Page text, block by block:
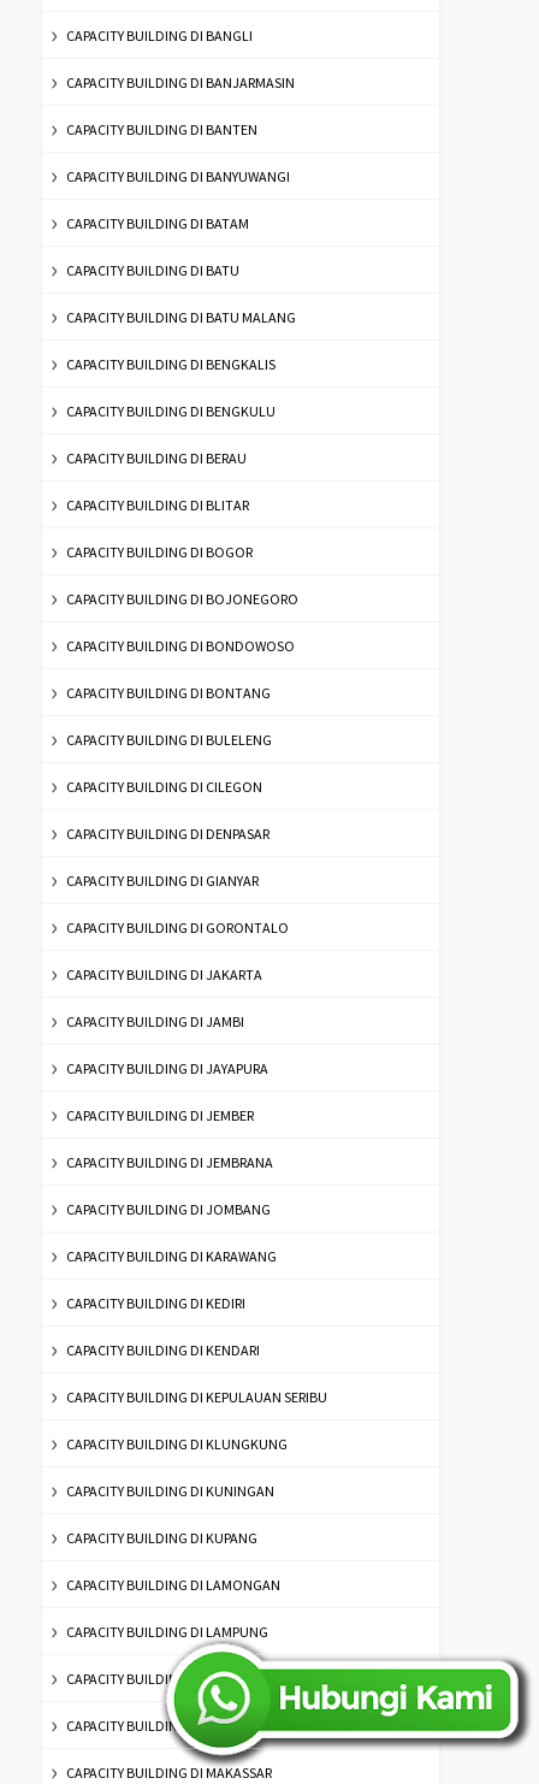
CAPACITY BUILDING DI BANGLI
CAPACITY BUILDING DI BANJARMASIN
CAPACITY BUILDING DI BANTEN
CAPACITY BUILDING DI BANYUWANGI
CAPACITY BUILDING DI BATAM
CAPACITY BUILDING DI BATU
CAPACITY BUILDING DI BATU MALANG
CAPACITY BUILDING DI BENGKALIS
CAPACITY BUILDING DI BENGKULU
CAPACITY BUILDING DI BERAU
CAPACITY BUILDING DI BLITAR
CAPACITY BUILDING DI BOGOR
CAPACITY BUILDING DI BOJONEGORO
CAPACITY BUILDING DI BONDOWOSO
CAPACITY BUILDING DI BONTANG
CAPACITY BUILDING DI BULELENG
CAPACITY BUILDING DI CILEGON
CAPACITY BUILDING DI DENPASAR
CAPACITY BUILDING DI GIANYAR
CAPACITY BUILDING DI GORONTALO
CAPACITY BUILDING DI JAKARTA
CAPACITY BUILDING DI JAMBI
CAPACITY BUILDING DI JAYAPURA
CAPACITY BUILDING DI JEMBER
CAPACITY BUILDING DI JEMBRANA
CAPACITY BUILDING DI JOMBANG
CAPACITY BUILDING DI KARAWANG
CAPACITY BUILDING DI KEDIRI
CAPACITY BUILDING DI KENDARI
CAPACITY BUILDING DI KEPULAUAN SERIBU
CAPACITY BUILDING DI KLUNGKUNG
CAPACITY BUILDING DI KUNINGAN
CAPACITY BUILDING DI KUPANG
CAPACITY BUILDING DI LAMONGAN
CAPACITY BUILDING DI LAMPUNG
CAPACITY BUILDING DI LUMAJANG
CAPACITY BUILDING DI MADIUN
CAPACITY BUILDING DI MAKASSAR